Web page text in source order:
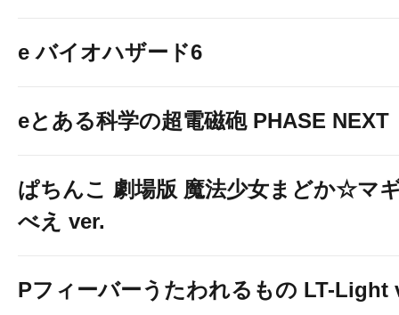
e バイオハザード6
eとある科学の超電磁砲 PHASE NEXT
ぱちんこ 劇場版 魔法少女まどか☆マ
べえ ver.
Pフィーバーうたわれるもの LT-Light